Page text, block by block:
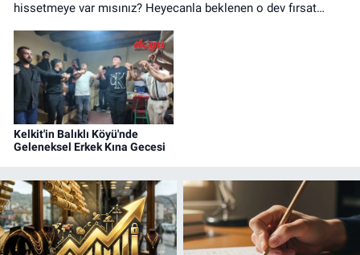
hissetmeye var mısınız? Heyecanla beklenen o dev fırsat
Kelkit'in Balıklı Köyü'nde
Geleneksel Erkek Kına Gecesi